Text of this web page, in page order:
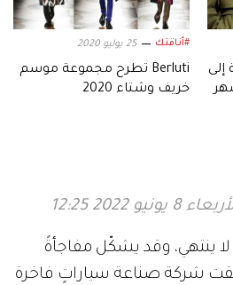
إلى
#أناقتك 25 يوليو 2020
Berluti تطرح مجموعة موسم
خريف وشتاء 2020
8 يونيو 2022 12:25
لا ينتهي، وقد يشكّل مفاجأةً
اتفقت شركة صناعة سياراتٍ فاخرة